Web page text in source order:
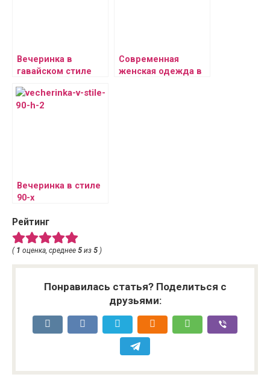
Вечеринка в
гавайском стиле
Современная
женская одежда в
Вечеринка в стиле
90-х
Рейтинг
( 1 оценка, среднее 5 из 5 )
Понравилась статья? Поделиться с
друзьями: